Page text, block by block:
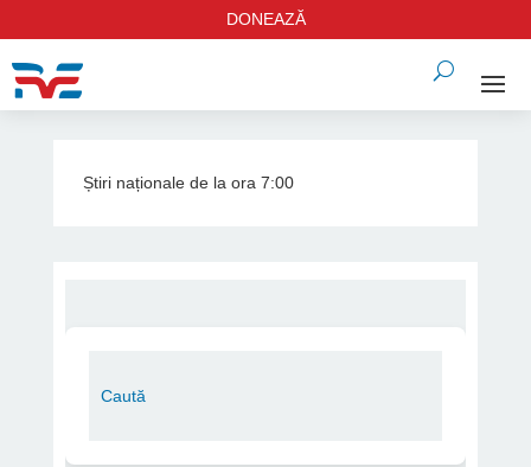
DONEAZĂ
Știri naționale de la ora 7:00